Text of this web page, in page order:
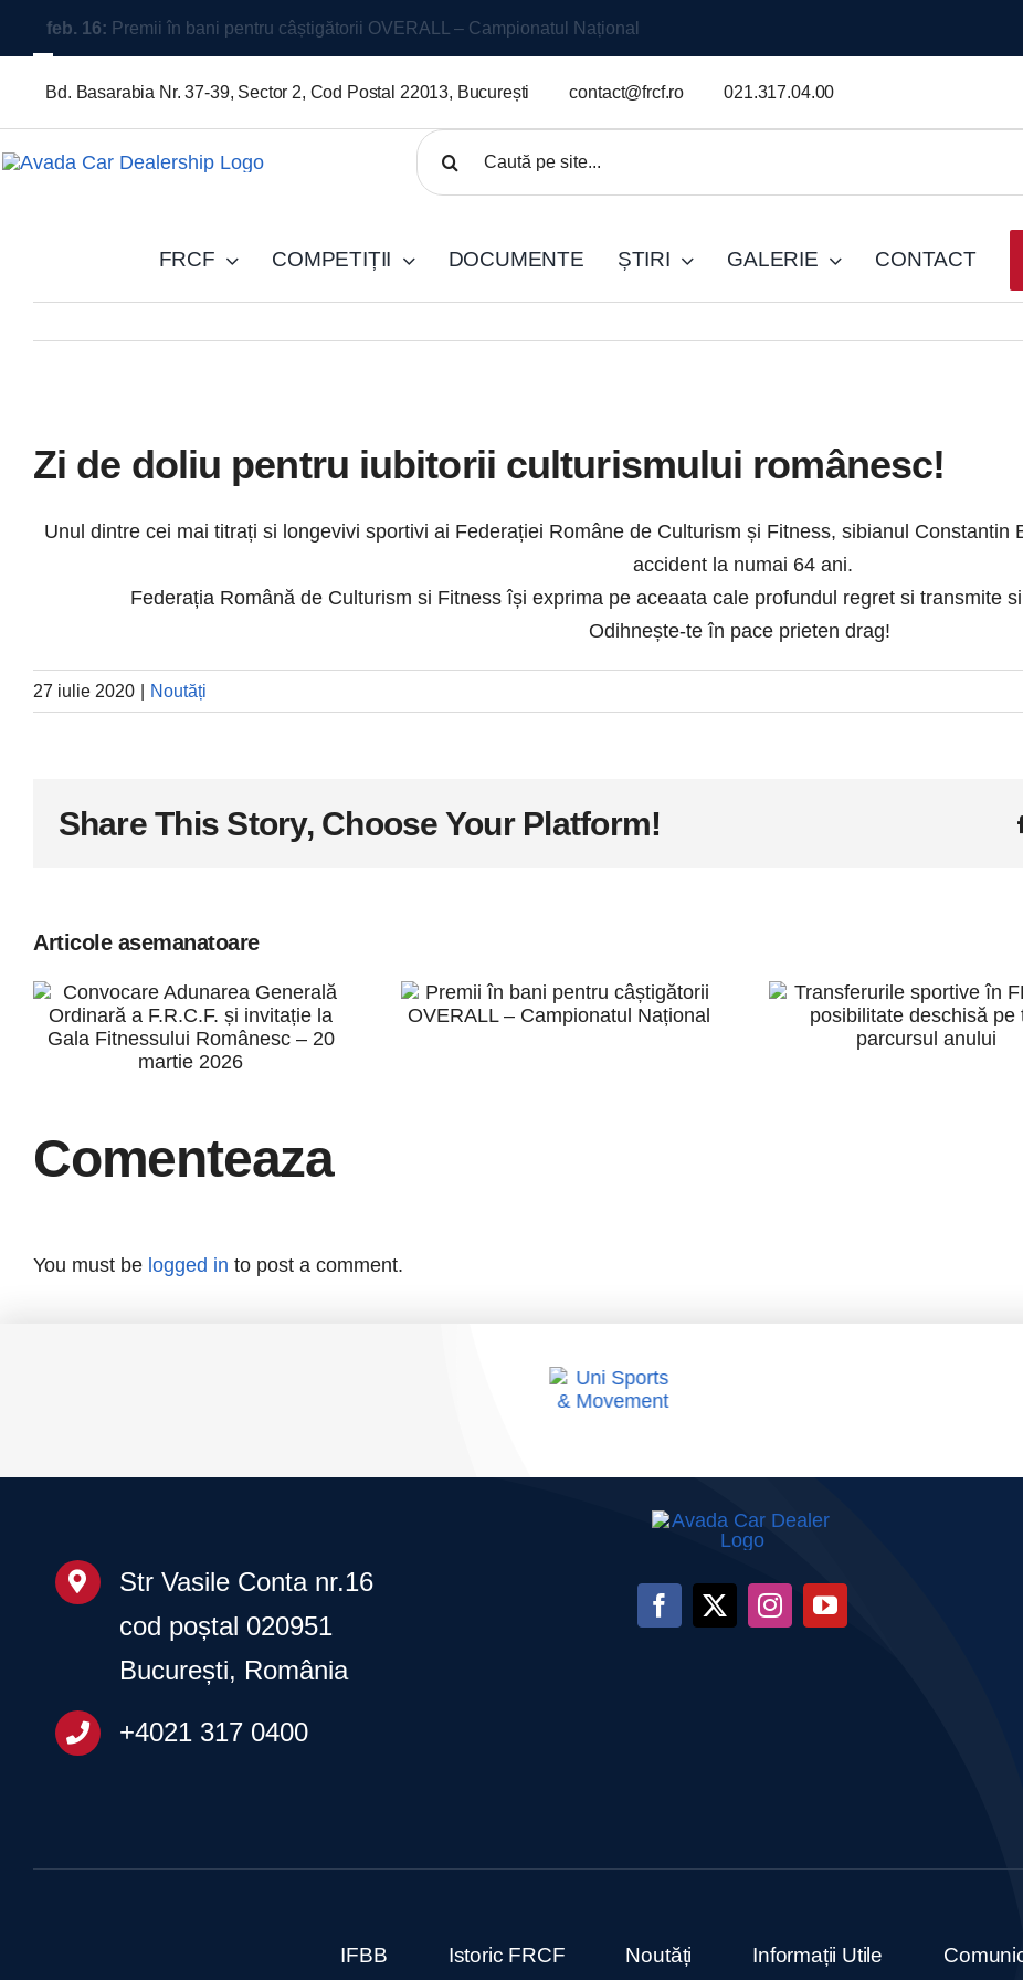
content
feb. 16: Premii în bani pentru câștigătorii OVERALL – Campionatul Național
Bd. Basarabia Nr. 37-39, Sector 2, Cod Postal 22013, București contact@frcf.ro 021.317.04.00
Cautare...
FRCF COMPETIȚII DOCUMENTE ȘTIRI GALERIE CONTACT
Larger
Zi de doliu pentru iubitorii culturismului românesc!
Unul dintre cei mai titrați si longevivi sportivi ai Federației Române de Culturism și Fitness, sibianul
accident la numai 64 ani.
Federația Română de Culturism si Fitness își exprima pe aceaata cale profundul regret si transmite
Odihnește-te în pace prieten drag!
27 iulie 2020 Noutăți
Share This Story, Choose Your Platform!
Articole asemanatoare
Convocare
Adunarea
Generală
F.R.C.F. și
invitație la Gala
Românesc – 20
Premii în bani
pentru
Transferurile
Comenteaza
You must be logged in to post a comment.
Str Vasile Conta nr.16
cod poștal 020951
București, România
+4021 317 0400
IFBB Istoric FRCF Noutăți Informații Utile